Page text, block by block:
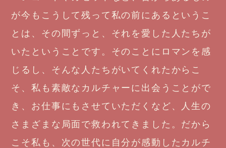
が今もこうして残って私の前にあるというこ
とは、その間ずっと、それを愛した人たちが
いたということです。そのことにロマンを感
じるし、そんな人たちがいてくれたからこ
そ、私も素敵なカルチャーに出会うことがで
き、お仕事にもさせていただくなど、人生の
さまざまな局面で救われてきました。だから
こそ私も、次の世代に自分が感動したカルチ